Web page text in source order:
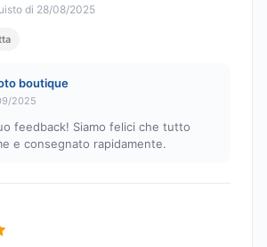
di 28/08/2025
boutique
2025
feedback! Siamo felici che tutto
e consegnato rapidamente.